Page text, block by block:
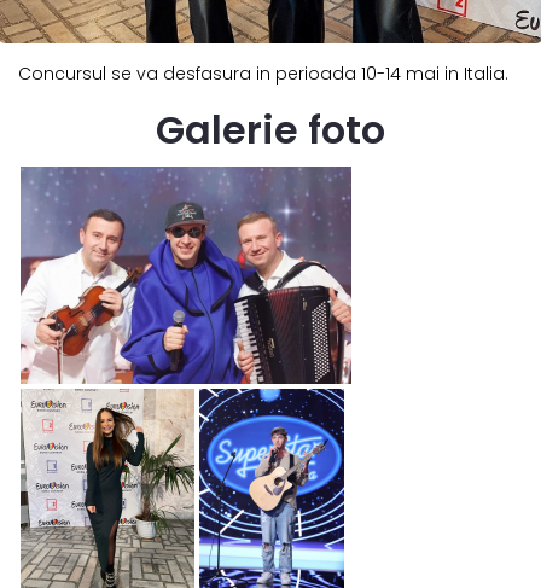
Concursul se va desfasura in perioada 10-14 mai in Italia.
Galerie foto